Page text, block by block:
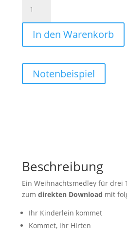
zur
Weihnachtszeit
(Download)
Menge
In den Warenkorb
Notenbeispiel
Beschreibung
Ein Weihnachtsmedley für drei
zum direkten Download mit
Ihr Kinderlein kommet
Kommet, ihr Hirten